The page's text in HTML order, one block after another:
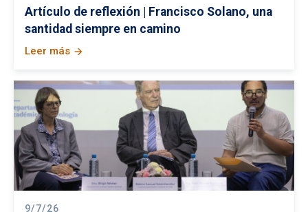
Artículo de reflexión | Francisco Solano, una
santidad siempre en camino
Leer más arrow_forward
9/7/26